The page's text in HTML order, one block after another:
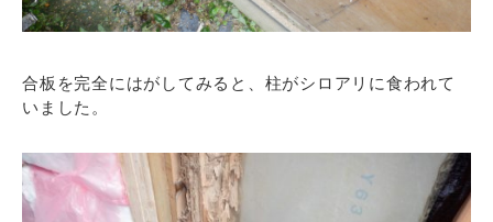
合板を完全にはがしてみると、柱がシロアリに食われて
いました。